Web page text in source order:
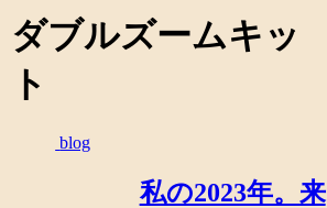
ダブルズームキッ
ト
blog
私の2023年。来